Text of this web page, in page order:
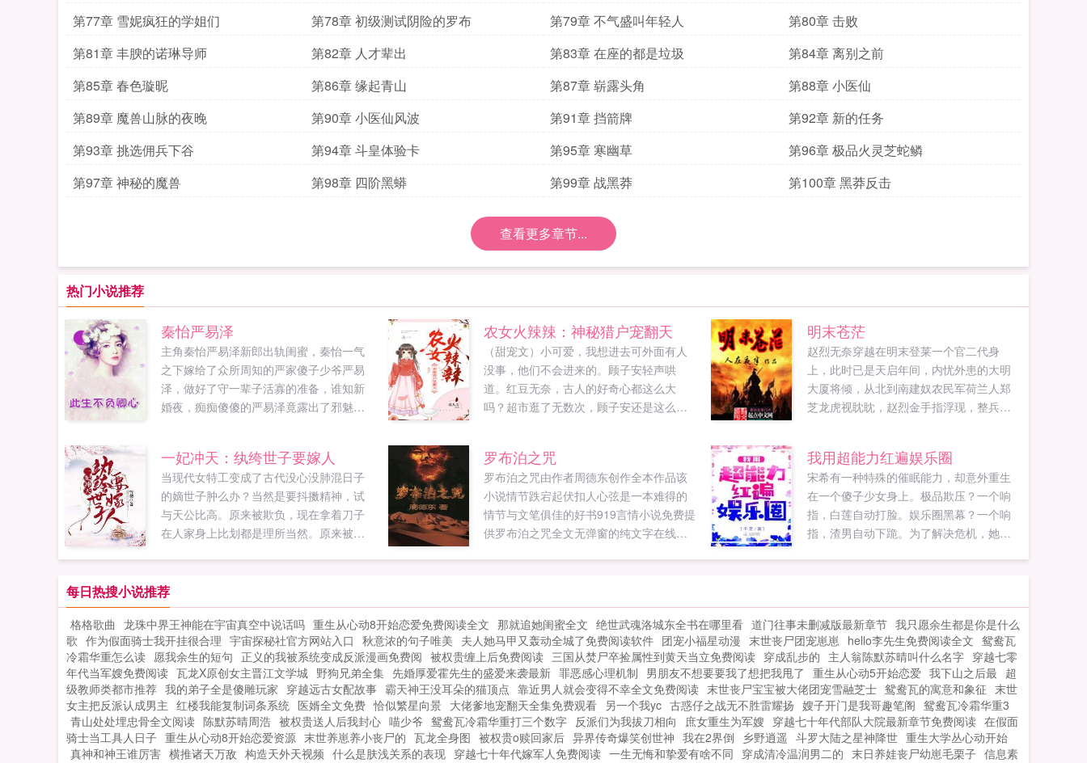
第77章 雪妮疯狂的学姐们
第78章 初级测试阴险的罗布 第79章 不气盛叫年轻人
第80章 击败
第81章 丰腴的诺琳导师
第82章 人才辈出 第83章 在座的都是垃圾
第84章 离别之前
第85章 春色璇昵
第86章 缘起青山 第87章 崭露头角
第88章 小医仙
第89章 魔兽山脉的夜晚
第90章 小医仙风波 第91章 挡箭牌
第92章 新的任务
第93章 挑选佣兵下谷
第94章 斗皇体验卡 第95章 寒幽草
第96章 极品火灵芝蛇鳞
第97章 神秘的魔兽
第98章 四阶黑蟒 第99章 战黑莽 第100章 黑莽反击
查看更多章节...
热门小说推荐
秦怡严易泽
主角秦怡严易泽新郎出轨闺蜜，秦怡一气
之下嫁给了众所周知的严家傻子少爷严易
泽，做好了守一辈子活寡的准备，谁知新
婚夜，痴痴傻傻的严易泽竟露出了邪魅的
秦怡严易泽全文免费阅读，秦怡严易泽无
弹窗广告清爽在线阅读体验...
农女火辣辣：神秘猎户宠翻天
（甜宠文）小可爱，我想进去可外面有人
没事，他们不会进来的。顾子安轻声哄
道。红豆无奈，古人的好奇心都这么大
吗？超市逛了无数次，顾子安还是这么念
明末苍茫
赵烈无奈穿越在明末登莱一个官二代身
上，此时已是天启年间，内忧外患的大明
大厦将倾，从北到南建奴农民军荷兰人郑
芝龙虎视眈眈，赵烈金手指浮现，整兵修
川幕府安定四方，拱卫天皇，藐视大明，
这怎么行，定要亲善弱小，祸乱九州，夺
取北海道，肢解倭国...
一妃冲天：纨绔世子要嫁人
当现代女特工变成了古代没心没肺混日子
的嫡世子肿么办？当然是要抖擞精神，试
与天公比高。原来被欺负，现在拿着刀子
在人家身上比划都是理所当然。原来被看
是文韬武略，弓射骑马，冲锋陷阵，震慑
边疆，连皇帝都赞一声好一个英雄少年。
什么？嫁人？女孩子才嫁人！呃，不对，
那个谁谁，先前你说喜欢我来着？...
罗布泊之咒
罗布泊之咒由作者周德东创作全本作品该
小说情节跌宕起伏扣人心弦是一本难得的
情节与文笔俱佳的好书919言情小说免费提
供罗布泊之咒全文无弹窗的纯文字在线阅
我用超能力红遍娱乐圈
宋希有一种特殊的催眠能力，却意外重生
在一个傻子少女身上。极品欺压？一个响
指，白莲自动打脸。娱乐圈黑幕？一个响
指，渣男自动下跪。为了解决危机，她冒
买水军怼到对方怀疑人生。黑粉骂宋希勾
引陆寒诚，男人公开回复是我死缠烂打。
假女朋友升级准陆太太，宋希终于察觉哪
里不对劲。陆寒诚，你没有被我催眠...
每日热搜小说推荐
格格歌曲 龙珠中界王神能在宇宙真空中说话吗 重生从心动8开始恋爱免费阅读全文 那就追她闺蜜全文 绝世武魂洛城东全书在哪里看 道门往事未删减版最新章节 我只愿余生都是你是什么
歌 作为假面骑士我开挂很合理 宇宙探秘社官方网站入口 秋意浓的句子唯美 夫人她马甲又轰动全城了免费阅读软件 团宠小福星动漫 末世丧尸团宠崽崽 hello李先生免费阅读全文 鸳鸯瓦
冷霜华重怎么读 愿我余生的短句 正义的我被系统变成反派漫画免费阅 被权贵缠上后免费阅读 三国从焚尸卒捡属性到黄天当立免费阅读 穿成乱步的 主人翁陈默苏晴叫什么名字 穿越七零
年代当军嫂免费阅读 瓦龙X原创女主晋江文学城 野狗兄弟全集 先婚厚爱霍先生的盛爱来袭最新 罪恶感心理机制 男朋友不想要要我了想把我甩了 重生从心动5开始恋爱 我下山之后最 超
级教师类都市推荐 我的弟子全是傻雕玩家 穿越远古女配故事 霸天神王没耳朵的猫顶点 靠近男人就会变得不幸全文免费阅读 末世丧尸宝宝被大佬团宠雪融芝士 鸳鸯瓦的寓意和象征 末世
女主把反派认成男主 红楼我能复制词条系统 医婿全文免费 恰似繁星向景 大佬爹地宠翻天全集免费观看 另一个我yc 古惑仔之战无不胜雷耀扬 嫂子开门是我哥趣笔阁 鸳鸯瓦冷霜华重3
青山处处埋忠骨全文阅读 陈默苏晴周浩 被权贵送人后我封心 喵少爷 鸳鸯瓦冷霜华重打三个数字 反派们为我拔刀相向 庶女重生为军嫂 穿越七十年代部队大院最新章节免费阅读 在假面
骑士当工具人日子 重生从心动8开始恋爱资源 末世养崽养小丧尸的 瓦龙全身图 被权贵o赎回家后 异界传奇爆笑创世神 我在2界倒 乡野逍遥 斗罗大陆之星神降世 重生大学丛心动开始
真神和神王谁厉害 横推诸天万敌 构造天外天视频 什么是肤浅关系的表现 穿越七十年代嫁军人免费阅读 一生无悔和挚爱有啥不同 穿成清冷温润男二的 末日养娃丧尸幼崽毛栗子 信息素